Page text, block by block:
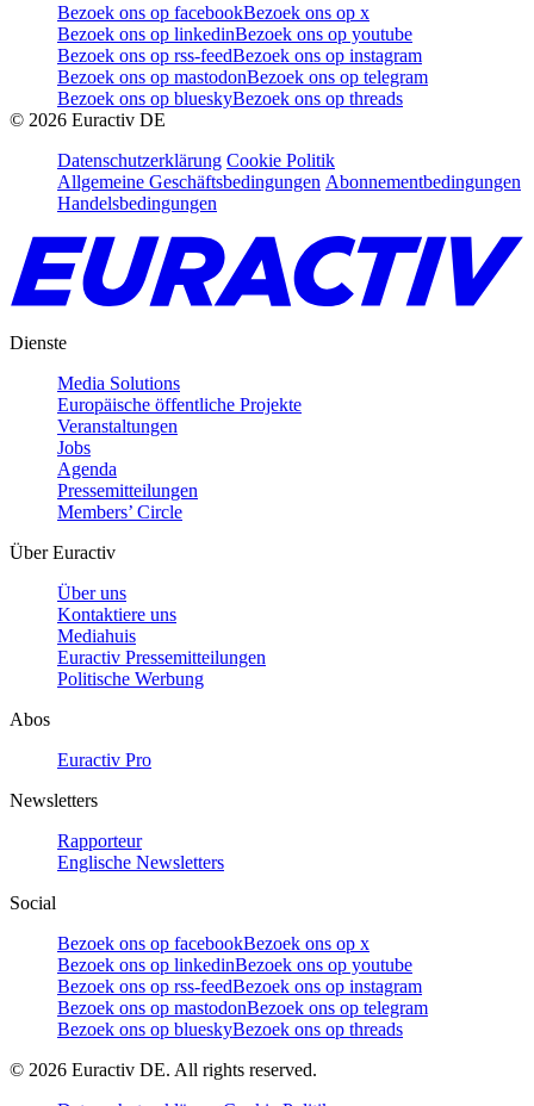
Bezoek ons op facebookBezoek ons op x
Bezoek ons op linkedinBezoek ons op youtube
Bezoek ons op rss-feedBezoek ons op instagram
Bezoek ons op mastodonBezoek ons op telegram
Bezoek ons op blueskyBezoek ons op threads
© 2026 Euractiv DE
Datenschutzerklärung Cookie Politik
Allgemeine Geschäftsbedingungen Abonnementbedingungen
Handelsbedingungen
Dienste
Media Solutions
Europäische öffentliche Projekte
Veranstaltungen
Jobs
Agenda
Pressemitteilungen
Members’ Circle
Über Euractiv
Über uns
Kontaktiere uns
Mediahuis
Euractiv Pressemitteilungen
Politische Werbung
Abos
Euractiv Pro
Newsletters
Rapporteur
Englische Newsletters
Social
Bezoek ons op facebookBezoek ons op x
Bezoek ons op linkedinBezoek ons op youtube
Bezoek ons op rss-feedBezoek ons op instagram
Bezoek ons op mastodonBezoek ons op telegram
Bezoek ons op blueskyBezoek ons op threads
© 2026 Euractiv DE. All rights reserved.